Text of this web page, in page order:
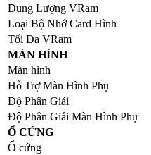
Dung Lượng VRam
Loại Bộ Nhớ Card Hình
Tối Đa VRam
MÀN HÌNH
Màn hình
Hỗ Trợ Màn Hình Phụ
Độ Phân Giải
Độ Phân Giải Màn Hình Phụ
Ổ CỨNG
Ổ cứng